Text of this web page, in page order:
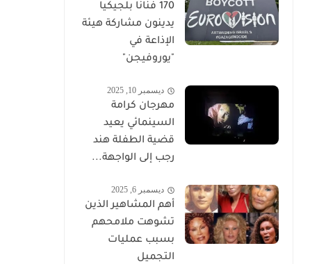
170 فنانا بلجيكيا
يدينون مشاركة هيئة
الإذاعة في
"يوروفيجن"
ديسمبر 10, 2025
مهرجان كرامة
السينمائي يعيد
قضية الطفلة هند
رجب إلى الواجهة...
ديسمبر 6, 2025
أهم المشاهير الذين
تشوهت ملامحهم
بسبب عمليات
التجميل